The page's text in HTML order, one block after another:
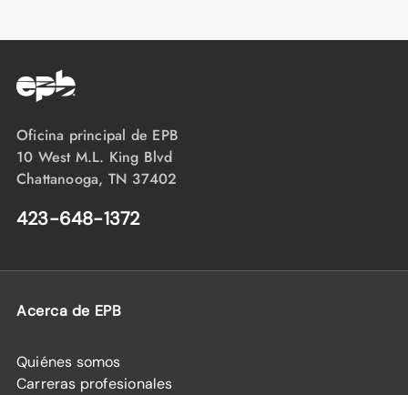
Oficina principal de EPB
10 West M.L. King Blvd
Chattanooga, TN 37402
423-648-1372
Acerca de EPB
Quiénes somos
Carreras profesionales